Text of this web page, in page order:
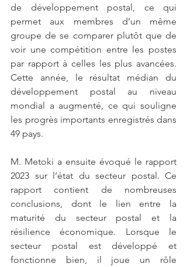
de développement postal, ce qui
permet aux membres d’un même
groupe de se comparer plutôt que de
voir une compétition entre les postes
par rapport à celles les plus avancées.
Cette année, le résultat médian du
développement postal au niveau
mondial a augmenté, ce qui souligne
les progrès importants enregistrés dans
49 pays.
M. Metoki a ensuite évoqué le rapport
2023 sur l’état du secteur postal. Ce
rapport contient de nombreuses
conclusions, dont le lien entre la
maturité du secteur postal et la
résilience économique. Lorsque le
secteur postal est développé et
fonctionne bien, il joue un rôle